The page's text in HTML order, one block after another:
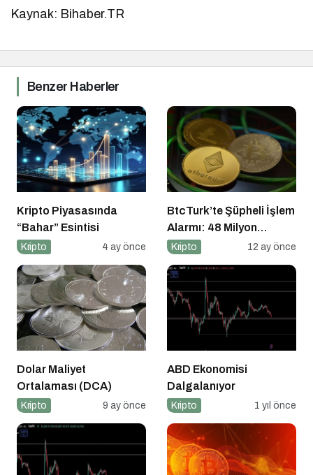
Kaynak: Bihaber.TR
Benzer Haberler
Kripto Piyasasında
“Bahar” Esintisi
Kripto 4 ay önce
BtcTurk’te Şüpheli İşlem
Alarmı: 48 Milyon
Dolarlık Çıkış İddiası
Kripto 12 ay önce
Dolar Maliyet
Ortalaması (DCA)
Kripto 9 ay önce
ABD Ekonomisi
Dalgalanıyor
Kripto 1 yıl önce